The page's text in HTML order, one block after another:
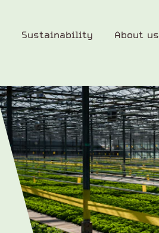
Sustainability About us